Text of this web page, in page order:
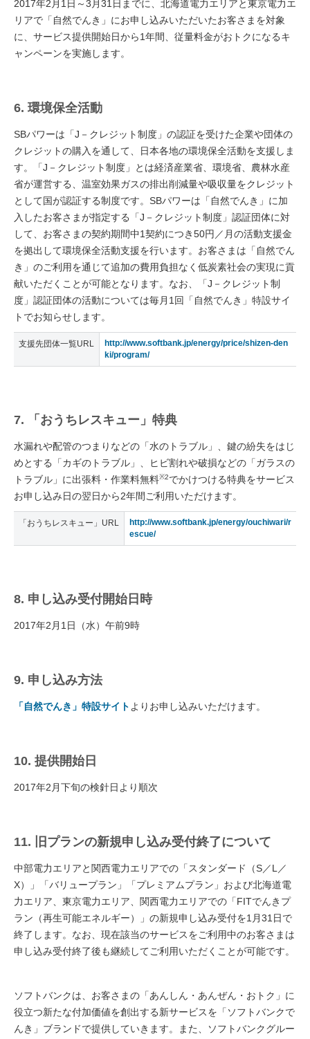
2017年2月1日～3月31日までに、北海道電力エリアと東京電力エ
リアで「自然でんき」にお申し込みいただいたお客さまを対象
に、サービス提供開始日から1年間、従量料金がおトクになるキ
ャンペーンを実施します。
6. 環境保全活動
SBパワーは「J－クレジット制度」の認証を受けた企業や団体の
クレジットの購入を通して、日本各地の環境保全活動を支援しま
す。「J－クレジット制度」とは経済産業省、環境省、農林水産
省が運営する、温室効果ガスの排出削減量や吸収量をクレジット
として国が認証する制度です。SBパワーは「自然でんき」に加
入したお客さまが指定する「J－クレジット制度」認証団体に対
して、お客さまの契約期間中1契約につき50円／月の活動支援金
を拠出して環境保全活動支援を行います。お客さまは「自然でん
き」のご利用を通じて追加の費用負担なく低炭素社会の実現に貢
献いただくことが可能となります。なお、「J－クレジット制
度」認証団体の活動については毎月1回「自然でんき」特設サイ
トでお知らせします。
支援先団体一覧URL
http://www.softbank.jp/energy/price/shizen-den
ki/program/
7. 「おうちレスキュー」特典
水漏れや配管のつまりなどの「水のトラブル」、鍵の紛失をはじ
めとする「カギのトラブル」、ヒビ割れや破損などの「ガラスの
トラブル」に出張料・作業料無料※2でかけつける特典をサービス
お申し込み日の翌日から2年間ご利用いただけます。
「おうちレスキュー」URL
http://www.softbank.jp/energy/ouchiwari/r
escue/
8. 申し込み受付開始日時
2017年2月1日（水）午前9時
9. 申し込み方法
「自然でんき」特設サイト よりお申し込みいただけます。
10. 提供開始日
2017年2月下旬の検針日より順次
11. 旧プランの新規申し込み受付終了について
中部電力エリアと関西電力エリアでの「スタンダード（S／L／
X）」「バリュープラン」「プレミアムプラン」および北海道電
力エリア、東京電力エリア、関西電力エリアでの「FITでんきプ
ラン（再生可能エネルギー）」の新規申し込み受付を1月31日で
終了します。なお、現在該当のサービスをご利用中のお客さまは
申し込み受付終了後も継続してご利用いただくことが可能です。
ソフトバンクは、お客さまの「あんしん・あんぜん・おトク」に
役立つ新たな付加価値を創出する新サービスを「ソフトバンクで
んき」ブランドで提供していきます。また、ソフトバンクグルー